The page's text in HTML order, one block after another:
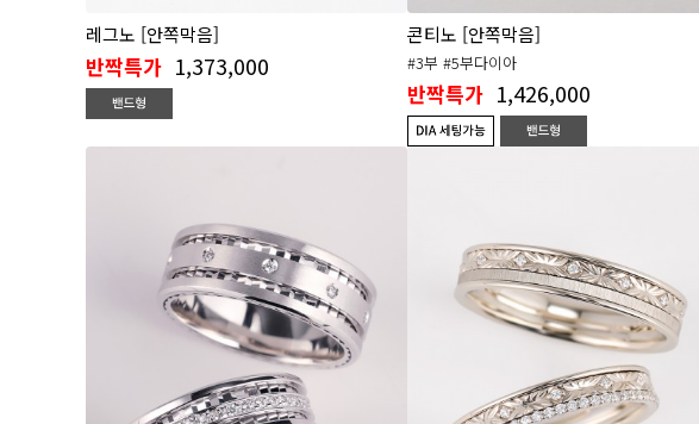
레그노 [안쪽막음]
반짝특가 1,373,000
콘티노 [안쪽막음]
#3부 #5부다이아
반짝특가 1,426,000